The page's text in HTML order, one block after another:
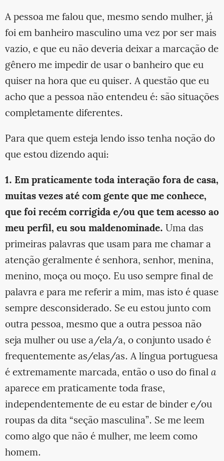
A pessoa me falou que, mesmo sendo mulher, já
foi em banheiro masculino uma vez por ser mais
vazio, e que eu não deveria deixar a marcação de
gênero me impedir de usar o banheiro que eu
quiser na hora que eu quiser. A questão que eu
acho que a pessoa não entendeu é: são situações
completamente diferentes.
Para que quem esteja lendo isso tenha noção do
que estou dizendo aqui:
1. Em praticamente toda interação fora de casa,
muitas vezes até com gente que me conhece,
que foi recém corrigida e/ou que tem acesso ao
meu perfil, eu sou maldenominade. Uma das
primeiras palavras que usam para me chamar a
atenção geralmente é senhora, senhor, menina,
menino, moça ou moço. Eu uso sempre final de
palavraepara me referir a mim, mas isto é quase
sempre desconsiderado. Se eu estou junto com
outra pessoa, mesmo que a outra pessoa não
seja mulher ou use a/ela/a, o conjunto usado é
frequentemente as/elas/as. A língua portuguesa
é extremamente marcada, então o uso do finala
aparece em praticamente toda frase,
independentemente de eu estar de binder e/ou
roupas da dita “seção masculina”. Se me leem
como algo que não é mulher, me leem como
homem.